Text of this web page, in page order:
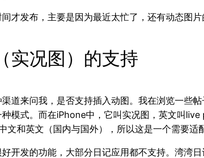
才发布，主要是因为最近太忙了，还有动态图
实况图）的支持
道来问我，是否支持插入动图。我在浏览一些
种模式。而在iPhone中，它叫实况图，英文叫
文和英文（国内与国外），所以这是一个需要适
开发的功能，大部分日记应用都不支持。湾湾